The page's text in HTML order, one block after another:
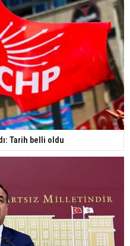
Tarih belli oldu